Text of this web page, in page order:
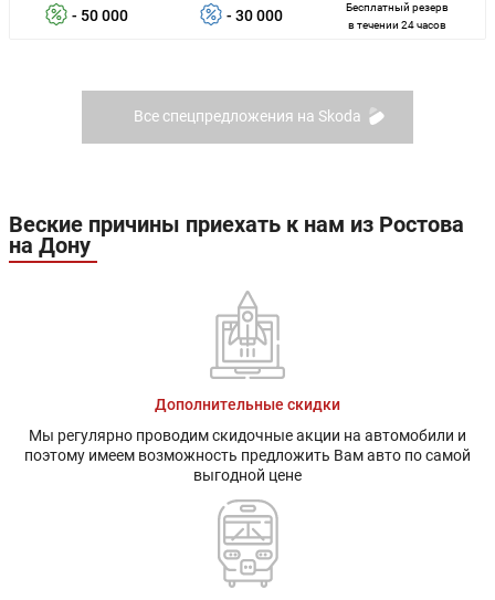
- 50 000 - 30 000
Бесплатный резерв
в течении 24 часов
Все спецпредложения на Skoda
Веские причины приехать к нам из Ростова
на Дону
Дополнительные скидки
Мы регулярно проводим скидочные акции на автомобили и
поэтому имеем возможность предложить Вам авто по самой
выгодной цене